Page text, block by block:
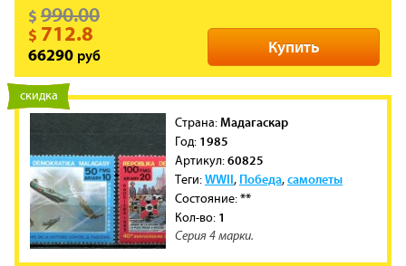
Купить
$ 990.00
$ 712.8
66290 руб
новинка
скидка
Cтрана:Мадагаскар
Год: 1985
Артикул:60825
Теги:WWII, Победа,самолеты
Состояние:**
Кол-во: 1
Серия 4 марки.